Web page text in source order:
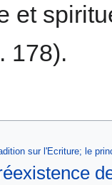
et
178).
sur l'Ecriture; le